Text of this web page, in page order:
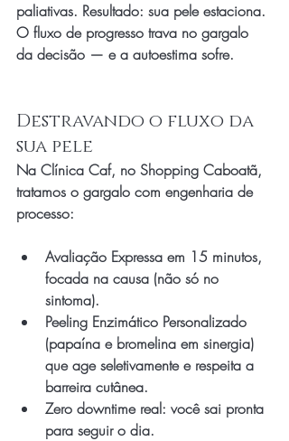
paliativas. Resultado: sua pele estaciona.
O fluxo de progresso trava no gargalo
da decisão — e a autoestima sofre.
Destravando o fluxo da
sua pele
Na Clínica Caf, no Shopping Caboatã,
tratamos o gargalo com engenharia de
processo:
Avaliação Expressa em 15 minutos,
focada na causa (não só no
sintoma).
Peeling Enzimático Personalizado
(papaína e bromelina em sinergia)
que age seletivamente e respeita a
barreira cutânea.
Zero downtime real: você sai pronta
para seguir o dia.